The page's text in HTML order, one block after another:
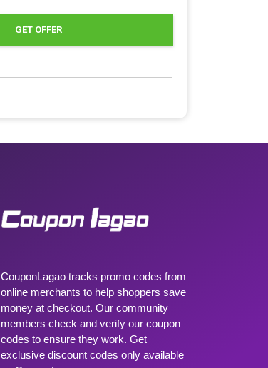
GET OFFER
CouponLagao tracks promo codes from
online merchants to help shoppers save
money at checkout. Our community
members check and verify our coupon
codes to ensure they work. Get
exclusive discount codes only available